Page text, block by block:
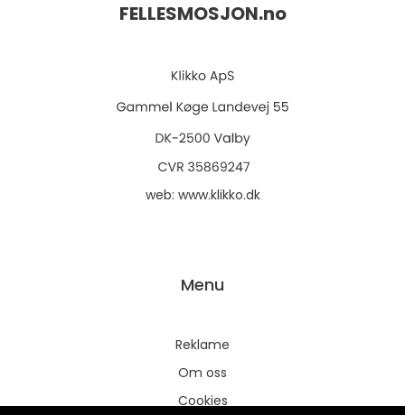
FELLESMOSJON.no
web: www.klikko.dk
Menu
Reklame
Om oss
Cookies